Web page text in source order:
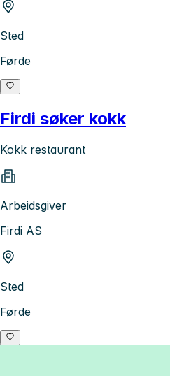
Sted
Førde
Firdi søker kokk
Kokk restaurant
Arbeidsgiver
Firdi AS
Sted
Førde